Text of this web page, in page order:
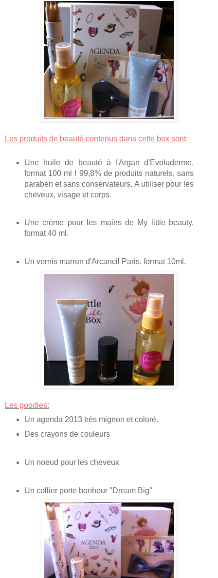
Les produits de beauté contenus dans cette box sont:
Une huile de beauté à l'Argan d'Evoluderme,
format 100 ml ! 99,8% de produits naturels, sans
paraben et sans conservateurs. A utiliser pour les
cheveux, visage et corps.
Une crème pour les mains de My little beauty,
format 40 ml.
Un vernis marron d'Arcancil Paris, format 10ml.
Les goodies:
Un agenda 2013 très mignon et coloré.
Des crayons de couleurs
Un noeud pour les cheveux
Un collier porte bonheur "Dream Big"